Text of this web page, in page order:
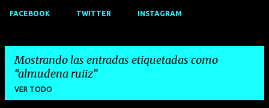
FACEBOOK TWITTER INSTAGRAM
Mostrando las entradas etiquetadas como
almudena ruiiz
VER TODO